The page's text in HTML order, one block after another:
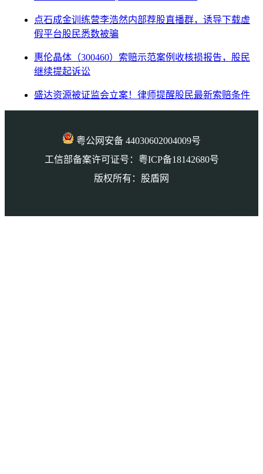
点石成金训练营李浩然内部荐股直播群，诱导下载虚
假平台股民悉数被骗
惠伦晶体（300460）索赔示范案例收核损报告，股民
继续提起诉讼
盛达资源被证监会立案！律师提醒股民最新索赔条件
粤公网安备 44030602004009号
工信部备案许可证号：粤ICP备18142680号
版权所有：股盾网